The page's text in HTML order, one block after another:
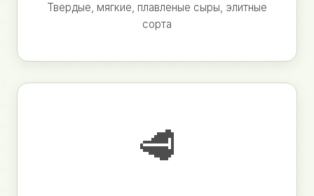
Твердые, мягкие, плавленые сыры, элитные
сорта
🥩